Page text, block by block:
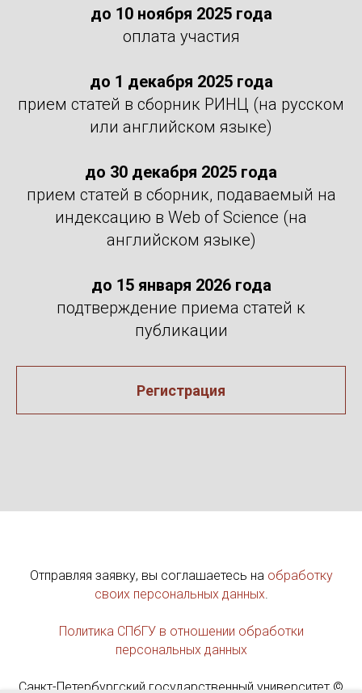
до 10 ноября 2025 года
оплата участия
до 1 декабря 2025 года
прием статей в сборник РИНЦ (на русском
или английском языке)
до 30 декабря 2025 года
прием статей в сборник, подаваемый на
индексацию в Web of Science (на
английском языке)
до 15 января 2026 года
подтверждение приема статей к
публикации
Регистрация
Отправляя заявку, вы соглашаетесь на обработку
своих персональных данных.
Политика СПбГУ в отношении обработки
персональных данных
Санкт-Петербургский государственный университет ©